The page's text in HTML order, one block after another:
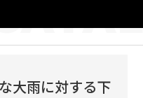
大雨に対する下